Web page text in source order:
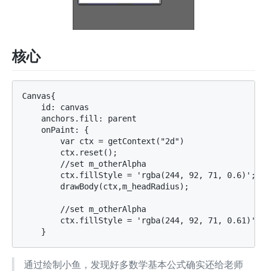
核心
Canvas{
    id: canvas
    anchors.fill: parent
    onPaint: {
        var ctx = getContext("2d")
        ctx.reset();
        //set m_otherAlpha
        ctx.fillStyle = 'rgba(244, 92, 71, 0.6)';
        drawBody(ctx,m_headRadius);
        //set m_otherAlpha
        ctx.fillStyle = 'rgba(244, 92, 71, 0.61)';
通过绘制小鱼，发现好多数学基本公式确实还给老师